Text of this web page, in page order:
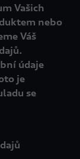
Vašich
nebo
Váš
údaje
je
se